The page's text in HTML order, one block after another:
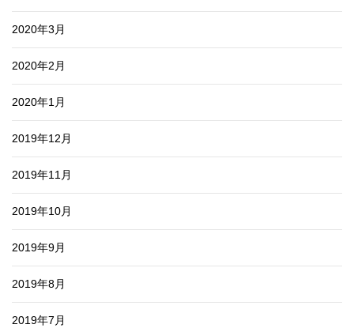
2020年3月
2020年2月
2020年1月
2019年12月
2019年11月
2019年10月
2019年9月
2019年8月
2019年7月